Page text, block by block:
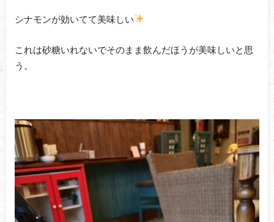
シナモンが効いてて美味しい
これは砂糖いれないでそのまま飲んだほうが美味しいと思
う。